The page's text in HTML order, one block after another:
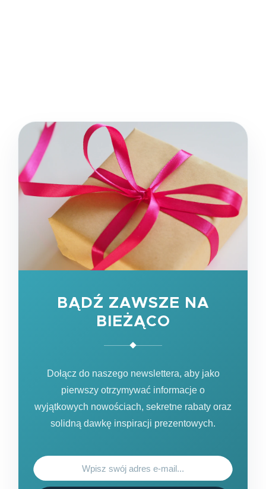
BĄDŹ ZAWSZE NA
BIEŻĄCO
Dołącz do naszego newslettera, aby jako
pierwszy otrzymywać informacje o
wyjątkowych nowościach, sekretne rabaty oraz
solidną dawkę inspiracji prezentowych.